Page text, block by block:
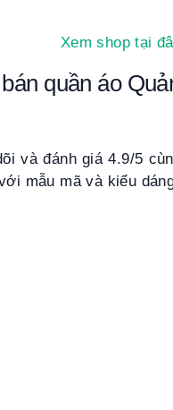
Xem shop tại
quần áo
và đánh giá 4.9/5
mẫu mã và kiểu